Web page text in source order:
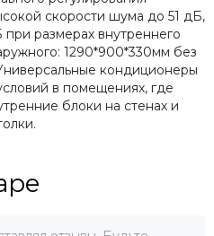
скорости шума до 51 дБ,
размерах внутреннего
1290*900*330мм без
кондиционеры
в помещениях, где
блоки на стенах и